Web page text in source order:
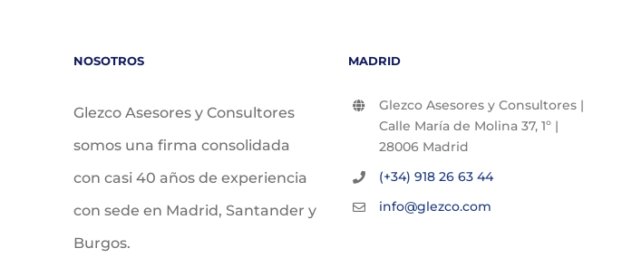
NOSOTROS
Glezco Asesores y Consultores
somos una firma consolidada
con casi 40 años de experiencia
con sede en Madrid, Santander y
Burgos.
MADRID
Glezco Asesores y Consultores |
Calle María de Molina 37, 1º |
28006 Madrid
(+34) 918 26 63 44
info@glezco.com